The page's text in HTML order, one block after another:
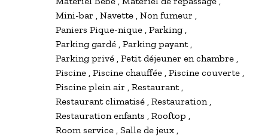
Mini-bar Navette Non fumeur
Paniers Pique-nique Parking
Parking gardé Parking payant
Parking privé Petit déjeuner en chambre
Piscine Piscine chauffée Piscine couverte
Piscine plein air Restaurant
Restaurant climatisé Restauration
Restauration enfants
Rooftop
Room service Salle de jeux